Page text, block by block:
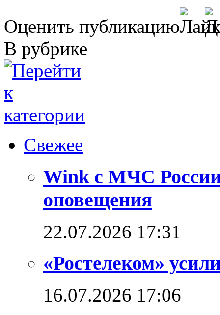
Оценить публикацию
В рубрике
Свежее
Wink с МЧС России
оповещения
22.07.2026 17:31
«Ростелеком»
16.07.2026 17:06